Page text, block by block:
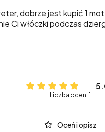
dobrze jest kupić 1
Ci włóczki podczas
Liczba ocen: 1
Oceń i opisz